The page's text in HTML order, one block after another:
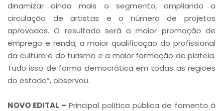
dinamizar ainda mais o segmento, ampliando a
circulação de artistas e o número de projetos
aprovados. O resultado será a maior promoção de
emprego e renda, a maior qualificação do profissional
da cultura e do turismo e a maior formação de plateia.
Tudo isso de forma democrática em todas as regiões
do estado”, observou.
NOVO EDITAL - Principal política pública de fomento à